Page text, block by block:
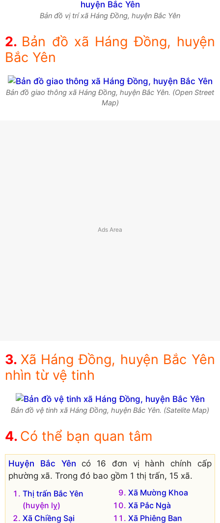
Bản đồ vị trí xã Háng Đồng, huyện Bắc Yên
Bản đồ xã Háng Đồng, huyện
Bắc Yên
Bản đồ giao thông xã Háng Đồng, huyện Bắc Yên. (Open Street
Map)
Xã Háng Đồng, huyện Bắc Yên
nhìn từ vệ tinh
Bản đồ vệ tinh xã Háng Đồng, huyện Bắc Yên. (Satelite Map)
Có thể bạn quan tâm
Huyện Bắc Yên có 16 đơn vị hành chính cấp
phường xã. Trong đó bao gồm 1 thị trấn, 15 xã.
Thị trấn Bắc Yên
(huyện lỵ)
Xã Chiềng Sại
Xã Mường Khoa
Xã Pắc Ngà
Xã Phiêng Ban